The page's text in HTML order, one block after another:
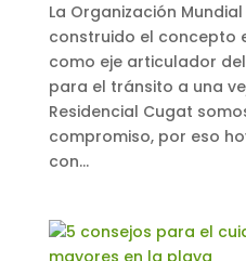
La Organización
construido el concepto
como eje articulador
para el tránsito a una
Residencial Cugat
compromiso, por eso
con...